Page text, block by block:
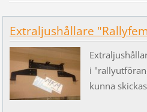
Extraljushållare
i
kunna